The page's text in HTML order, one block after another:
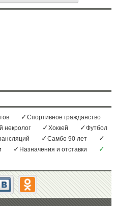
Спортивное гражданство
некролог Хоккей
Футбол
Самбо 90 лет
Назначения и отставки